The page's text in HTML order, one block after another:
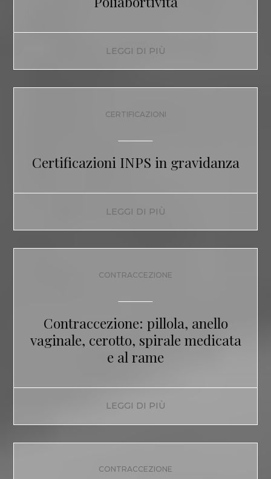
LEGGI DI PIÙ
CERTIFICAZIONI
Certificazioni INPS in gravidanza
LEGGI DI PIÙ
CONTRACCEZIONE
Contraccezione: pillola, anello
vaginale, cerotto, spirale medicata
e al rame
LEGGI DI PIÙ
CONTRACCEZIONE